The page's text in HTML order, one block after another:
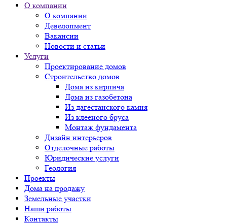
О компании
О компании
Девелопмент
Вакансии
Новости и статьи
Услуги
Проектирование домов
Строительство домов
Дома из кирпича
Дома из газобетона
Из дагестанского камня
Из клееного бруса
Монтаж фундамента
Дизайн интерьеров
Отделочные работы
Юридические услуги
Геология
Проекты
Дома на продажу
Земельные участки
Наши работы
Контакты